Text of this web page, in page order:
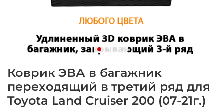
Коврик ЭВА в багажник
переходящий в третий ряд для
Toyota Land Cruiser 200 (07-21г.)